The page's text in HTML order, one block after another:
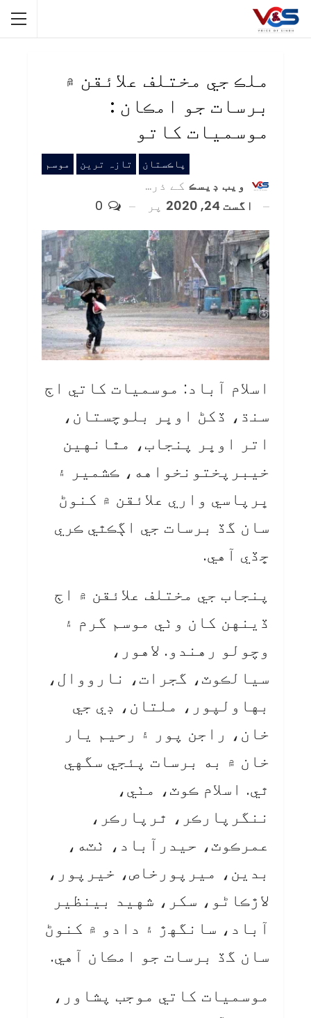
ملڪ جي مختلف علائقن ۾
برسات جو امڪان :
موسميات کاتو
پاڪستان تازہ ترین موسم
ويب ڊيسڪ کے ذریعہ
اگست 24, 2020
پر
اسلام آباد: موسميات کاتي اڄ
سنڌ، ڏکڻ اوڀر بلوچستان،
اتر اوڀر پنجاب، مٿانهين
خيبرپختونخواهه، ڪشمير ۽
ڀرپاسي واري علائقن ۾ کنوڻ
سان گڏ برسات جي اڳڪٿي ڪري
ڇڏي آهي.
پنجاب جي مختلف علائقن ۾ اڄ
ڏينهن کان وٺي موسم گرم ۽
وچولو رهندو. لاهور،
سيالڪوٽ، گجرات، نارووال،
بهاولپور، ملتان، ڊي جي
خان، راجن پور ۽ رحيم يار
خان ۾ به برسات پئجي سگهي
ٿي. اسلام ڪوٽ، مٺي،
ننگرپارڪر، ٿرپارڪر،
عمرڪوٽ، حيدرآباد، ٺٽه،
بدين، ميرپورخاص، خيرپور،
لاڙڪاڻو، سکر، شهيد بينظير
آباد، سانگهڙ ۽ دادو ۾ کنوڻ
سان گڏ برسات جو امڪان آهي.
موسميات کاتي موجب پشاور،